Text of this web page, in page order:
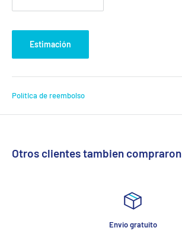
Estimación
Política de reembolso
Otros clientes tambien compraron